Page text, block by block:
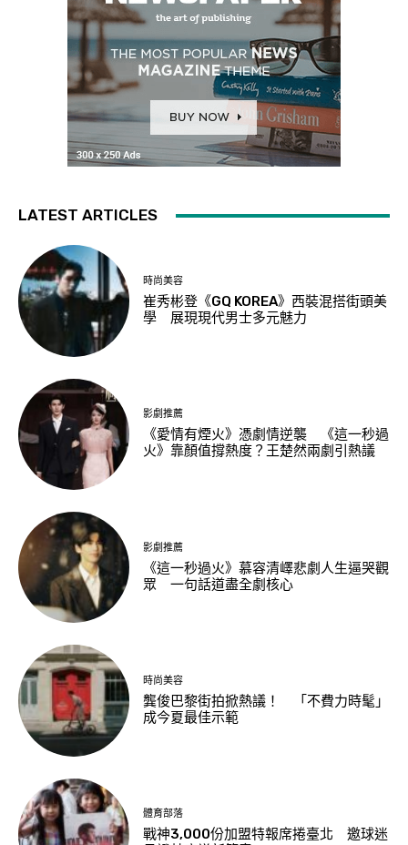
LATEST ARTICLES
時尚美容
崔秀彬登《GQ KOREA》西裝混搭街頭美
學 展現現代男士多元魅力
影劇推薦
《愛情有煙火》憑劇情逆襲 《這一秒過
火》靠顏值撐熱度？王楚然兩劇引熱議
影劇推薦
《這一秒過火》慕容清嶧悲劇人生逼哭觀
眾 一句話道盡全劇核心
時尚美容
龔俊巴黎街拍掀熱議！ 「不費力時髦」
成今夏最佳示範
體育部落
戰神3,000份加盟特報席捲臺北 邀球迷